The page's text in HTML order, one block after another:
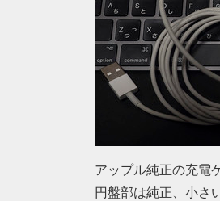
アップル純正の充電
円盤部は純正、小さ